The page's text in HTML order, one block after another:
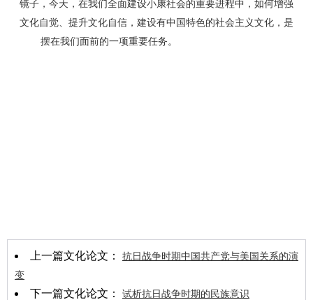
镜子，今天，在我们全面建设小康社会的重要进程中，如何增强
文化自觉、提升文化自信，建设有中国特色的社会主义文化，是
摆在我们面前的一项重要任务。
上一篇文化论文： 抗日战争时期中国共产党与美国关系的演
变
下一篇文化论文： 试析抗日战争时期的民族意识